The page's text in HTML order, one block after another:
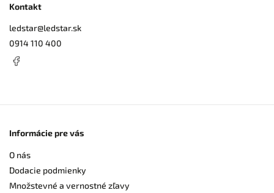
Kontakt
ledstar@ledstar.sk
0914 110 400
Informácie pre vás
O nás
Dodacie podmienky
Množstevné a vernostné zľavy